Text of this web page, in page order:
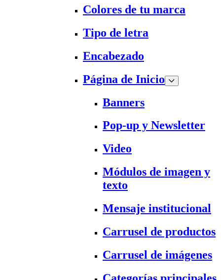
Colores de tu marca
Tipo de letra
Encabezado
Página de Inicio
Banners
Pop-up y Newsletter
Video
Módulos de imagen y
texto
Mensaje institucional
Carrusel de productos
Carrusel de imágenes